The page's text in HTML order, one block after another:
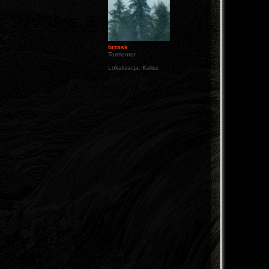
brzask
Tormentor
Lokalizacja: Kalisz